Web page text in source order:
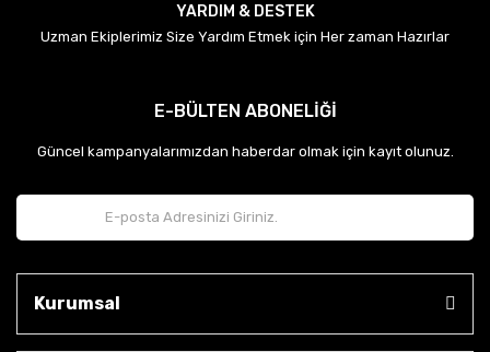
YARDIM & DESTEK
Uzman Ekiplerimiz Size Yardım Etmek için Her zaman Hazırlar
E-BÜLTEN ABONELİĞİ
Güncel kampanyalarımızdan haberdar olmak için kayıt olunuz.
Kurumsal